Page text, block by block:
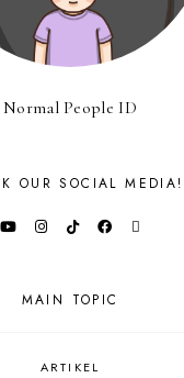
Normal People ID
OUR SOCIAL MEDIA!
MAIN TOPIC
ARTIKEL